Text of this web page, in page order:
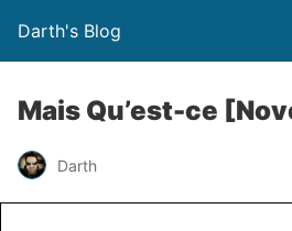
Darth's Blog
Mais Qu’est-ce
Darth